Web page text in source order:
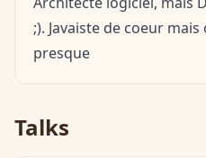
;). Javaiste de coeur
presque
Talks